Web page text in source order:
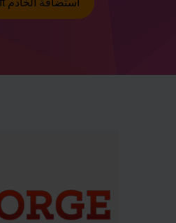
Minecraft استضافة الخادم